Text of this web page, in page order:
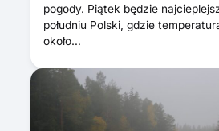
pogody. Piątek będzie
południu Polski, gdzie
około…